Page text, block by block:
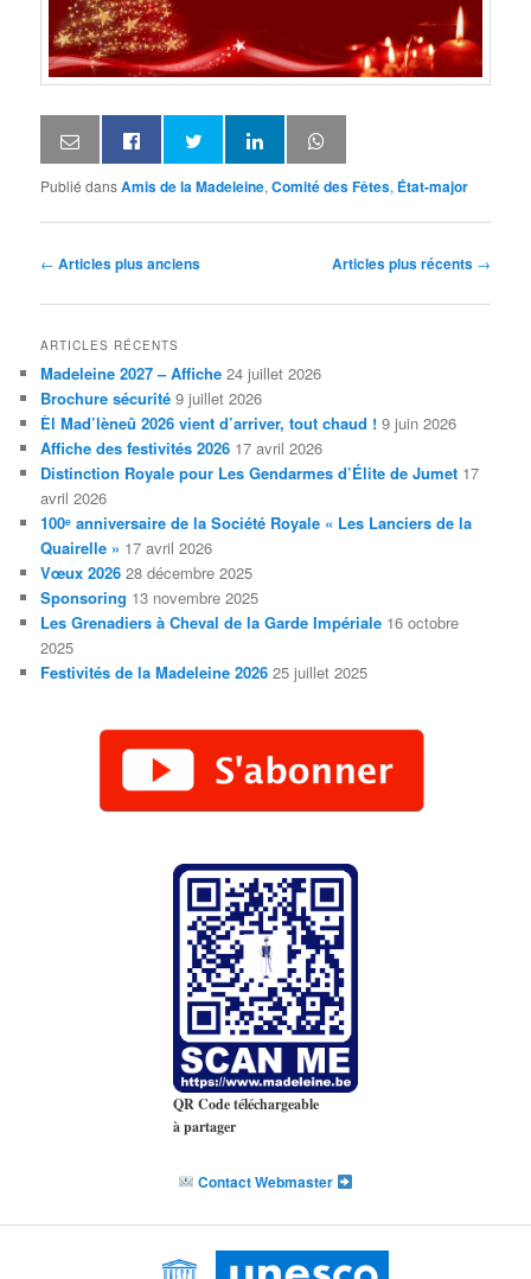
Publié dansAmis de la Madeleine,Comité des Fêtes, État-major
Navigation
articles
← Articles plus anciens Articles plus récents →
ARTICLES RÉCENTS
Madeleine 2027 – Affiche 24 juillet 2026
Brochure sécurité 9 juillet 2026
Èl Mad’lèneû 2026 vient d’arriver, tout chaud ! 9 juin 2026
Affiche des festivités 2026 17 avril 2026
Distinction Royale pour Les Gendarmes d’Élite de Jumet 17
avril 2026
100ᵉ anniversaire de la Société Royale « Les Lanciers de la
Quairelle » 17 avril 2026
Vœux 2026 28 décembre 2025
Sponsoring 13 novembre 2025
Les Grenadiers à Cheval de la Garde Impériale 16 octobre
2025
Festivités de la Madeleine 2026 25 juillet 2025
QR Code téléchargeable
à partager
Contact Webmaster